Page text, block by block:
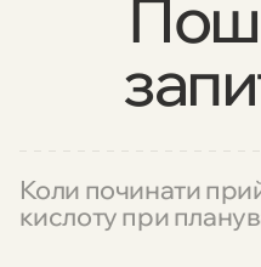
Коли починати
кислоту при